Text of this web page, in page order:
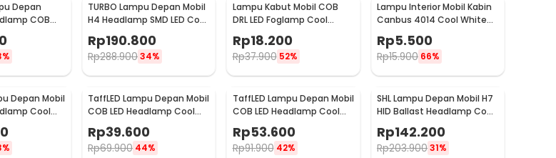
Depan
COB
36W 2 PCS -
TURBO Lampu Depan Mobil
H4 Headlamp SMD LED Cool
White 40W 2 PCS - T1
Rp190.800
Rp288.90034%
Lampu Kabut Mobil COB
DRL LED Foglamp Cool
White 6W 12V 190mm -
MA357
Rp18.200
Rp37.900 52%
Lampu Interior Mobil Kabin
Canbus 4014 Cool White
Rp5.500
Rp15.900 66%
Depan Mobil
Cool
TaffLED Lampu Depan Mobil
COB LED Headlamp Cool
White IP65 32V H11 - S2
Rp39.600
Rp69.900 44%
TaffLED Lampu Depan Mobil
COB LED Headlamp Cool
White IP65 32V H4/9003 -
S2
Rp53.600
Rp91.900 42%
SHL Lampu Depan Mobil H7
HID Ballast Headlamp Cool
Rp142.200
Rp203.90031%